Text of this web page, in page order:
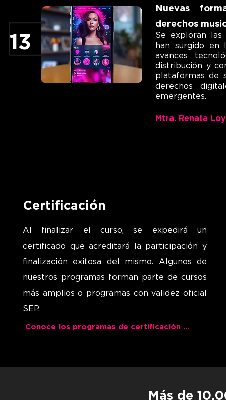
Nuevas
derechos
Se exploran las
han surgido en
avances
distribución y
plataformas de
derechos
emergentes.
13
Mtra. Renata
Certificación
Al finalizar el curso, se expedirá un
certificado que acreditará la participación y
finalización exitosa del mismo. Algunos de
nuestros programas forman parte de cursos
más amplios o programas con validez oficial
SEP.
Conoce los programas de certificación Dual
Más de